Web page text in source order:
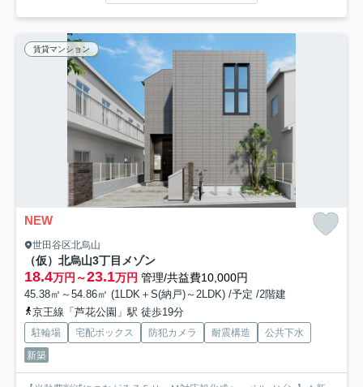
賃貸マンション
NEW
世田谷区北烏山
（仮）北烏山3丁目メゾン
18.4万円～23.1万円 管理/共益費10,000円
45.38㎡～54.86㎡ (1LDK＋S(納戸)～2LDK) /予定 /2階建
京王線「芦花公園」駅 徒歩19分
駐輪場 宅配ボックス 防犯カメラ 耐震構造
公共下水
新築